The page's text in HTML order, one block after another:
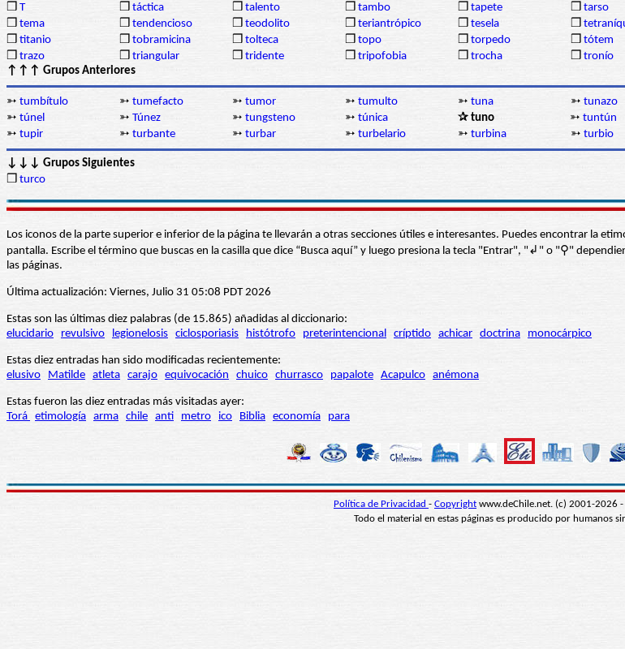
❒ T ❒ táctica ❒ talento ❒ tambo ❒ tapete ❒ tarso
❒ tema ❒ tendencioso ❒ teodolito ❒ teriantrópico ❒ tesela ❒
❒ titanio ❒ tobramicina ❒ tolteca ❒ topo ❒ torpedo ❒ tótem
❒ trazo ❒ triangular ❒ tridente ❒ tripofobia ❒ trocha ❒ tronío
↑↑↑ Grupos Anteriores
➳ tumbítulo ➳ tumefacto ➳ tumor ➳ tumulto ➳ tuna ➳ tunazo
➳ túnel ➳ Túnez ➳ tungsteno ➳ túnica ✰ tuno ➳ tuntún
➳ tupir ➳ turbante ➳ turbar ➳ turbelario ➳ turbina ➳ turbio
↓↓↓ Grupos Siguientes
❒ turco
Los iconos de la parte superior e inferior de la página te llevarán a otras secciones útiles e interesantes. Puedes encontrar la
pantalla. Escribe el término que buscas en la casilla que dice “Busca aquí” y luego presiona la tecla "Entrar", "↲" o "⚲"
las páginas.
Última actualización: Viernes, Julio 31 05:08 PDT 2026
Estas son las últimas diez palabras (de 15.865) añadidas al diccionario:
elucidario
revulsivo legionelosis ciclosporiasis histótrofo preterintencional críptido achicar doctrina monocárpico
Estas diez entradas han sido modificadas recientemente:
elusivo
Matilde atleta carajo equivocación chuico churrasco papalote Acapulco anémona
Estas fueron las diez entradas más visitadas ayer:
Torá etimología arma chile anti metro ico Biblia economía para
Política de Privacidad - Copyright www.deChile.net. (c) 2001-2026
Todo el material en estas páginas es producido por humanos